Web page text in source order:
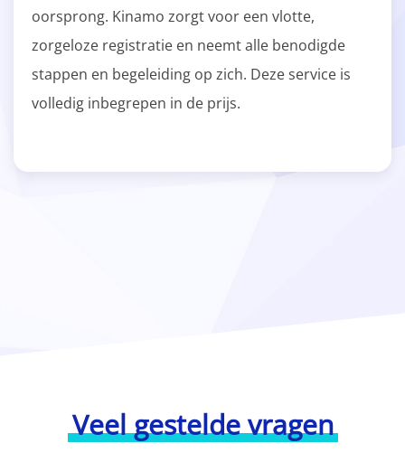
oorsprong. Kinamo zorgt voor een vlotte,
zorgeloze registratie en neemt alle benodigde
stappen en begeleiding op zich. Deze service is
volledig inbegrepen in de prijs.
Veel gestelde vragen